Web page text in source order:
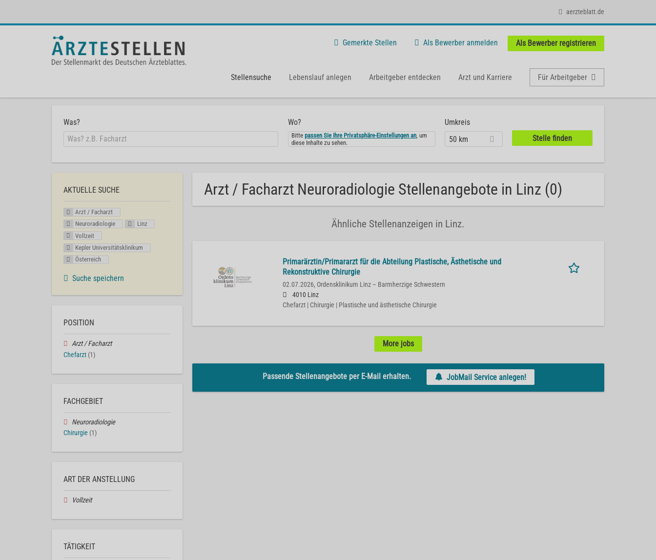
aerzteblatt.de
Gemerkte Stellen Als Bewerber anmelden Als Bewerber registrieren
Stellensuche Lebenslauf anlegen Arbeitgeber entdecken Arzt und Karriere Für Arbeitgeber
Was? Wo?
Bittepassen Sie Ihre Privatsphäre-Einstellungen an, um
diese Inhalte zu sehen.
Umkreis
50 km
Arzt / Facharzt Neuroradiologie Stellenangebote in Linz (0)
Ähnliche Stellenanzeigen in Linz.
Primarärztin/Primararzt für die Abteilung Plastische, Ästhetische und
Rekonstruktive Chirurgie
02.07.2026, Ordensklinikum Linz – Barmherzige Schwestern
4010 Linz
Chefarzt | Chirurgie | Plastische und ästhetische Chirurgie
More jobs
Passende Stellenangebote per E-Mail erhalten. JobMail Service anlegen!
AKTUELLE SUCHE
Arzt / Facharzt
Neuroradiologie
Linz
Vollzeit
Kepler Universitätsklinikum
Österreich
Suche speichern
POSITION
Arzt / Facharzt
Chefarzt (1)
FACHGEBIET
Neuroradiologie
Chirurgie (1)
ART DER ANSTELLUNG
Vollzeit
TÄTIGKEIT